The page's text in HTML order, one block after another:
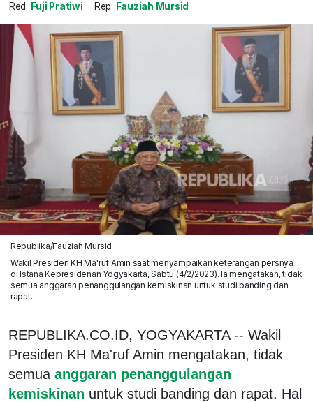
Red: Fuji Pratiwi Rep: Fauziah Mursid
Republika/Fauziah Mursid
Wakil Presiden KH Ma'ruf Amin saat menyampaikan keterangan persnya
di Istana Kepresidenan Yogyakarta, Sabtu (4/2/2023). Ia mengatakan, tidak
semua anggaran penanggulangan kemiskinan untuk studi banding dan
rapat.
REPUBLIKA.CO.ID, YOGYAKARTA -- Wakil
Presiden KH Ma'ruf Amin mengatakan, tidak
semua anggaran penanggulangan
kemiskinan untuk studi banding dan rapat. Hal